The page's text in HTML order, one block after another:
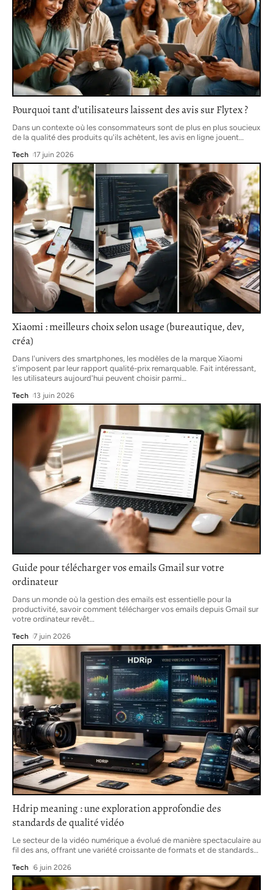
Pourquoi tant d’utilisateurs laissent des avis sur Flytex ?
Dans un contexte où les consommateurs sont de plus en plus soucieux
de la qualité des produits qu'ils achètent, les avis en ligne jouent…
Tech 17 juin 2026
Xiaomi : meilleurs choix selon usage (bureautique, dev,
créa)
Dans l'univers des smartphones, les modèles de la marque Xiaomi
s'imposent par leur rapport qualité-prix remarquable. Fait intéressant,
les utilisateurs aujourd'hui peuvent choisir parmi
Tech 13 juin 2026
Guide pour télécharger vos emails Gmail sur votre
ordinateur
Dans un monde où la gestion des emails est essentielle pour la
productivité, savoir comment télécharger vos emails depuis Gmail sur
votre ordinateur revêt
Tech 7 juin 2026
Hdrip meaning : une exploration approfondie des
standards de qualité vidéo
Le secteur de la vidéo numérique a évolué de manière spectaculaire au
fil des ans, offrant une variété croissante de formats et de standards
Tech 6 juin 2026